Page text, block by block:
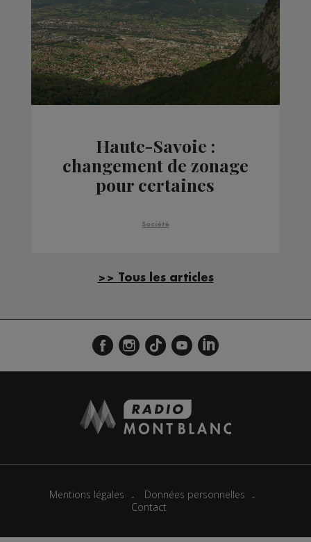
Haute-Savoie :
changement de zonage
pour certaines
Société
>> Tous les articles
Mentions légales
Données personnelles
Contact